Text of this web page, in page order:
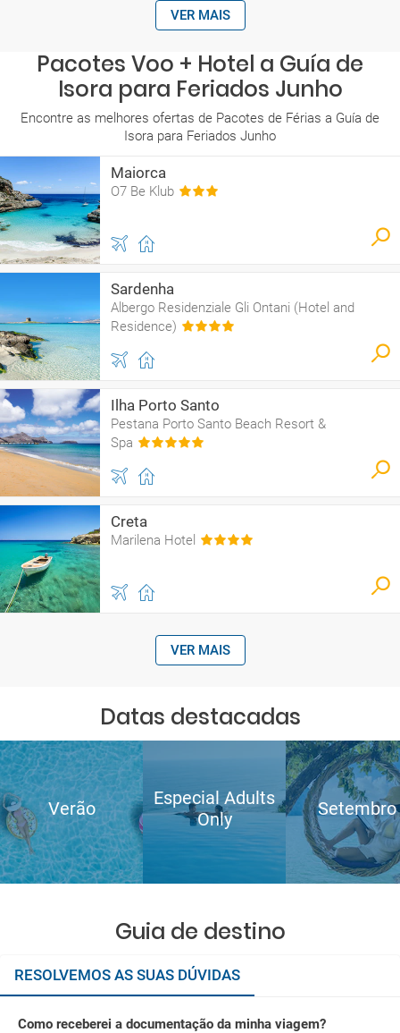
VER MAIS
Pacotes Voo + Hotel a Guía de
Isora para Feriados Junho
Encontre as melhores ofertas de Pacotes de Férias a Guía de
Isora para Feriados Junho
Maiorca
O7 Be Klub
Sardenha
Albergo Residenziale Gli Ontani (Hotel and
Residence)
Ilha Porto Santo
Pestana Porto Santo Beach Resort &
Spa
Creta
Marilena Hotel
VER MAIS
Datas destacadas
Verão
Especial Adults
Only
Setembro
Guia de destino
RESOLVEMOS AS SUAS DÚVIDAS
Como receberei a documentação da minha viagem?